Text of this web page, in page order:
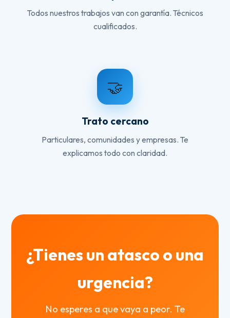
Todos nuestros trabajos van con garantía. Técnicos
cualificados.
🤝
Trato cercano
Particulares, comunidades y empresas. Te
explicamos todo con claridad.
¿Tienes un atasco o una
urgencia?
No esperes a que vaya a peor. Te